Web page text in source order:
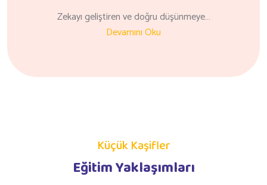
Zekayı geliştiren ve doğru düşünmeye…
Devamını Oku
Küçük Kaşifler
Eğitim Yaklaşımları